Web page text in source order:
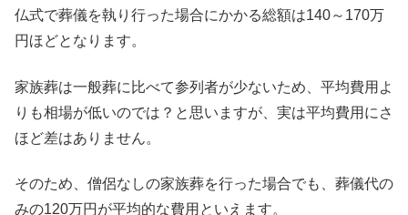
仏式で葬儀を執り行った場合にかかる総額は140～170万
円ほどとなります。
家族葬は一般葬に比べて参列者が少ないため、平均費用よ
りも相場が低いのでは？と思いますが、実は平均費用にさ
ほど差はありません。
そのため、僧侶なしの家族葬を行った場合でも、葬儀代の
みの120万円が平均的な費用といえます。